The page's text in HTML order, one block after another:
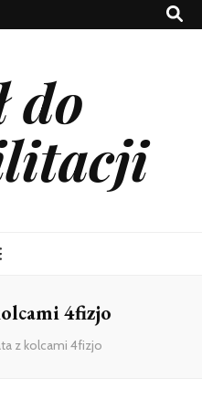
do
4fizjo
z kolcami 4fizjo